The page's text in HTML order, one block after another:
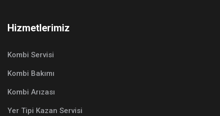
Hizmetlerimiz
Kombi Servisi
Kombi Bakımı
Kombi Arızası
Yer Tipi Kazan Servisi